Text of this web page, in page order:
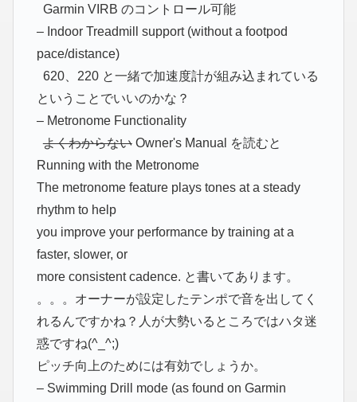
Garmin VIRB のコントロール可能
– Indoor Treadmill support (without a footpod
pace/distance)
620、220 と一緒で加速度計が組み込まれている
ということでいいのかな？
– Metronome Functionality
よくわからない Owner's Manual を読むと
Running with the Metronome
The metronome feature plays tones at a steady
rhythm to help
you improve your performance by training at a
faster, slower, or
more consistent cadence. と書いてあります。
。。。オーナーが設定したテンポで音を出してく
れるんですかね？人が大勢いるところではハタ迷
惑ですね(^_^;)
ピッチ向上のためには有効でしょうか。
– Swimming Drill mode (as found on Garmin